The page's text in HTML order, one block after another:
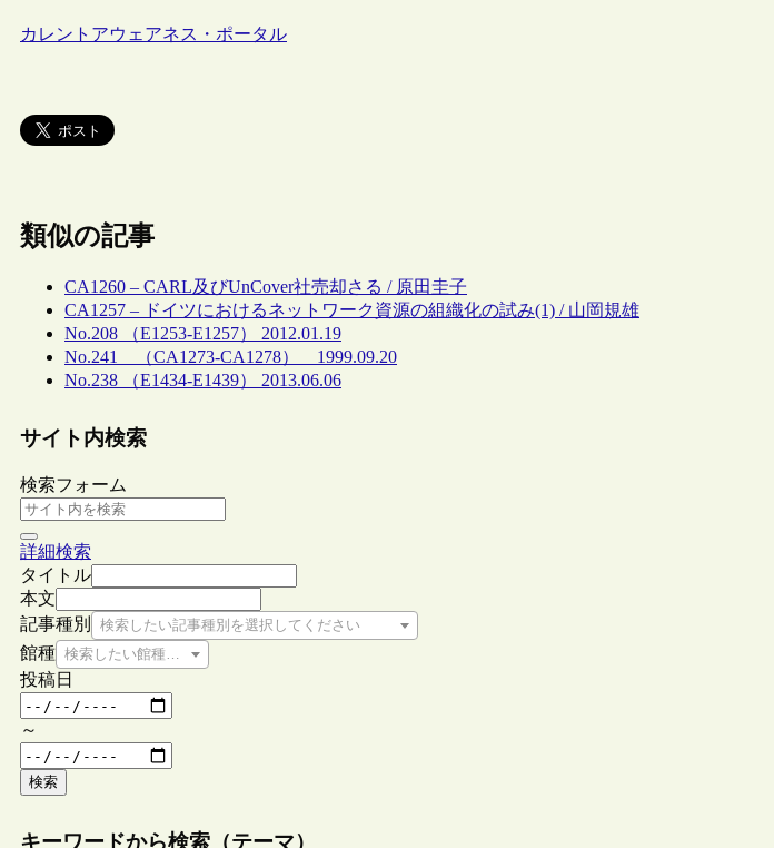
カレントアウェアネス・ポータル
類似の記事
CA1260 – CARL及びUnCover社売却さる / 原田圭子
CA1257 – ドイツにおけるネットワーク資源の組織化の試み(1) / 山岡規雄
No.208 （E1253-E1257） 2012.01.19
No.241 （CA1273-CA1278） 1999.09.20
No.238 （E1434-E1439） 2013.06.06
サイト内検索
検索フォーム
詳細検索
タイトル
本文
記事種別
検索したい記事種別を選択してください
館種 検索したい館種を選択してください
投稿日
～
検索
キーワードから検索（テーマ）